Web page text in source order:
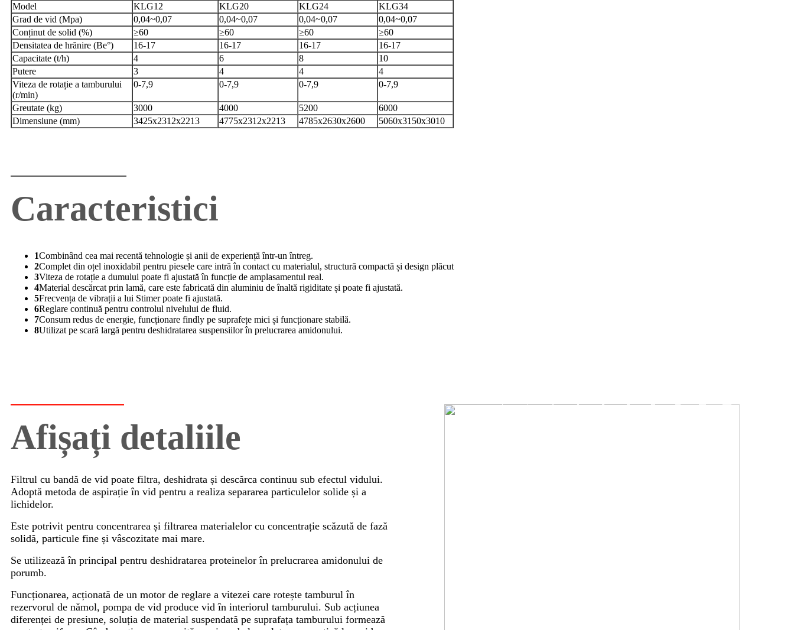
Model KLG12 KLG20 KLG24
KLG34
Grad de vid (Mpa)
0,04~0,07 0,04~0,07 0,04~0,07
0,04~0,07
Conținut de solid (%)
≥60 ≥60 ≥60
≥60
Densitatea de hrănire (Be°)
16-17 16-17 16-17
16-17
Capacitate (t/h)
4 6 8
10
Putere
3 4 4
4
Viteza de rotație a tamburului
(r/min)
0-7,9 0-7,9 0-7,9 0-7,9
Greutate (kg) 3000 4000 5200
6000
Dimensiune (mm)
3425x2312x2213 4775x2312x2213 4785x2630x2600 5060x3150x3010
Caracteristici
1Combinând cea mai recentă tehnologie și anii de experiență într-un întreg.
2Complet din oțel inoxidabil pentru piesele care intră în contact cu materialul, structură compactă și design plăcut
3Viteza de rotație a dumului poate fi ajustată în funcție de amplasamentul real.
4Material descărcat prin lamă, care este fabricată din aluminiu de înaltă rigiditate și poate fi ajustată.
5Frecvența de vibrații a lui Stimer poate fi ajustată.
6Reglare continuă pentru controlul nivelului de fluid.
7Consum redus de energie, funcționare findly pe suprafețe mici și funcționare stabilă.
8Utilizat pe scară largă pentru deshidratarea suspensiilor în prelucrarea amidonului.
Afișați detaliile
Filtrul cu bandă de vid poate filtra, deshidrata și descărca continuu sub efectul vidului.
Adoptă metoda de aspirație în vid pentru a realiza separarea particulelor solide și a
lichidelor.
Este potrivit pentru concentrarea și filtrarea materialelor cu concentrație scăzută de fază
solidă, particule fine și vâscozitate mai mare.
Se utilizează în principal pentru deshidratarea proteinelor în prelucrarea amidonului de
porumb.
Funcționarea, acționată de un motor de reglare a vitezei care rotește tamburul în
rezervorul de nămol, pompa de vid produce vid în interiorul tamburului. Sub acțiunea
diferenței de presiune, soluția de material suspendată pe suprafața tamburului formează